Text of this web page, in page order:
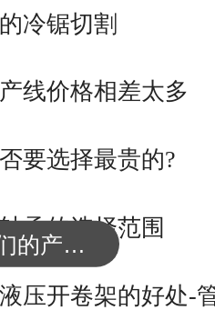
冷锯切割
线价格相差太多
要选择最贵的?
承的选择范围
压开卷架的好处-
的呢？